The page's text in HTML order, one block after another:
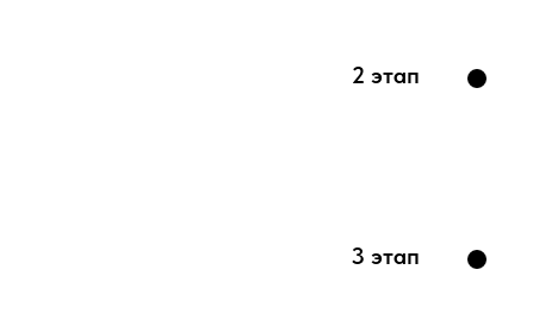
2 этап
3 этап